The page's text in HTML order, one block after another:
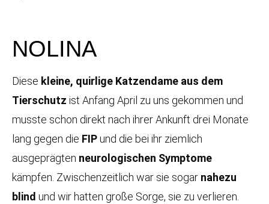
NOLINA
Diese kleine, quirlige Katzendame aus dem
Tierschutz ist Anfang April zu uns gekommen und
musste schon direkt nach ihrer Ankunft drei Monate
lang gegen die FIPund die bei ihr ziemlich
ausgeprägten neurologischen Symptome
kämpfen. Zwischenzeitlich war sie sogar nahezu
blind und wir hatten große Sorge, sie zu verlieren.